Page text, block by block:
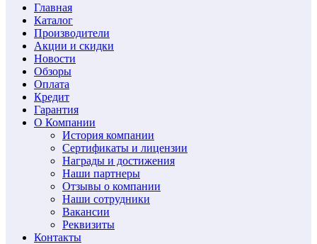
Главная
Каталог
Производители
Акции и скидки
Новости
Обзоры
Оплата
Кредит
Гарантия
О Компании
История компании
Сертификаты и лицензии
Награды и достижения
Наши партнеры
Отзывы о компании
Наши сотрудники
Вакансии
Реквизиты
Контакты